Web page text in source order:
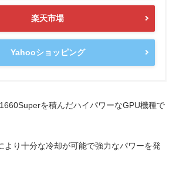
楽天市場
Yahooショッピング
を積んだハイパワーなGPU機種で
より十分な冷却が可能で強力なパワーを発